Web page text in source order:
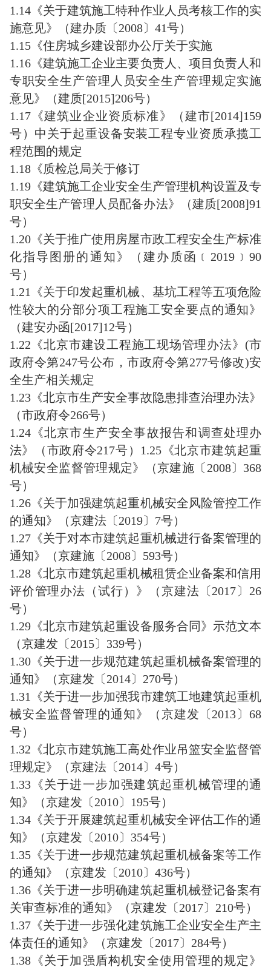
1.14《关于建筑施工特种作业人员考核工作的实
施意见》（建办质〔2008〕41号）
1.15《住房城乡建设部办公厅关于实施
1.16《建筑施工企业主要负责人、项目负责人和
专职安全生产管理人员安全生产管理规定实施
意见》（建质[2015]206号）
1.17《建筑业企业资质标准》（建市[2014]159
号）中关于起重设备安装工程专业资质承揽工
程范围的规定
1.18《质检总局关于修订
1.19《建筑施工企业安全生产管理机构设置及专
职安全生产管理人员配备办法》（建质[2008]91
号）
1.20《关于推广使用房屋市政工程安全生产标准
化指导图册的通知》（建办质函﹝2019﹞90
号）
1.21《关于印发起重机械、基坑工程等五项危险
性较大的分部分项工程施工安全要点的通知》
（建安办函[2017]12号）
1.22《北京市建设工程施工现场管理办法》(市
政府令第247号公布，市政府令第277号修改)安
全生产相关规定
1.23《北京市生产安全事故隐患排查治理办法》
（市政府令266号）
1.24《北京市生产安全事故报告和调查处理办
法》（市政府令217号）1.25《北京市建筑起重
机械安全监督管理规定》（京建施〔2008〕368
号）
1.26《关于加强建筑起重机械安全风险管控工作
的通知》（京建法〔2019〕7号）
1.27《关于对本市建筑起重机械进行备案管理的
通知》（京建施〔2008〕593号）
1.28《北京市建筑起重机械租赁企业备案和信用
评价管理办法（试行）》（京建法〔2017〕26
号）
1.29《北京市建筑起重设备服务合同》示范文本
（京建发〔2015〕339号）
1.30《关于进一步规范建筑起重机械备案管理的
通知》（京建发〔2014〕270号）
1.31《关于进一步加强我市建筑工地建筑起重机
械安全监督管理的通知》（京建发〔2013〕68
号）
1.32《北京市建筑施工高处作业吊篮安全监督管
理规定》（京建法〔2014〕4号）
1.33《关于进一步加强建筑起重机械管理的通
知》（京建发〔2010〕195号）
1.34《关于开展建筑起重机械安全评估工作的通
知》（京建发〔2010〕354号）
1.35《关于进一步规范建筑起重机械备案等工作
的通知》（京建发〔2010〕436号）
1.36《关于进一步明确建筑起重机械登记备案有
关审查标准的通知》（京建发〔2017〕210号）
1.37《关于进一步强化建筑施工企业安全生产主
体责任的通知》（京建发〔2017〕284号）
1.38《关于加强盾构机安全使用管理的规定》